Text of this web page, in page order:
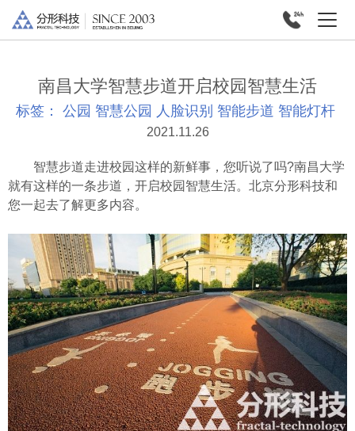
南昌大学智慧步道开启校园智慧生活
标签： 公园 智慧公园 人脸识别 智能步道 智能灯杆
2021.11.26
智慧步道走进校园这样的新鲜事，您听说了吗?南昌大学
就有这样的一条步道，开启校园智慧生活。北京分形科技和
您一起去了解更多内容。